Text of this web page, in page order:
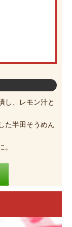
し、レモン汁と
た半田そうめん